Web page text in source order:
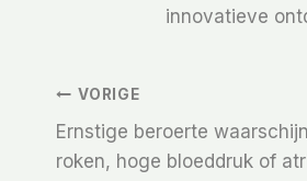
innovatieve
Bericht
Navigatie
VORIGE
Ernstige beroerte
roken, hoge bloeddruk of